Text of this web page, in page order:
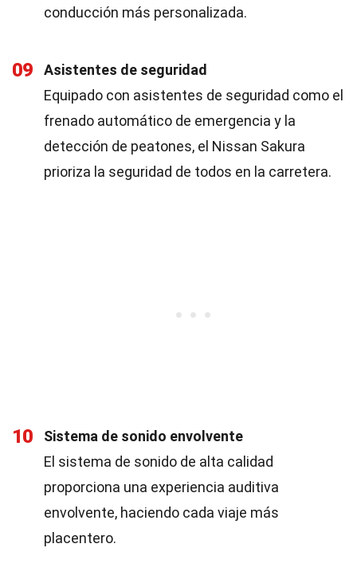
conducción más personalizada.
09
Asistentes de seguridad
Equipado con asistentes de seguridad como el
frenado automático de emergencia y la
detección de peatones, el Nissan Sakura
prioriza la seguridad de todos en la carretera.
10
Sistema de sonido envolvente
El sistema de sonido de alta calidad
proporciona una experiencia auditiva
envolvente, haciendo cada viaje más
placentero.